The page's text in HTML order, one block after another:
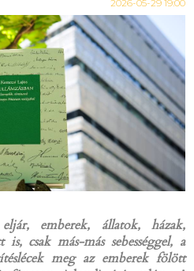
2026-05-29 19:00
emberek, állatok, házak,
csak más-más sebességgel, a
meg az emberek fölött